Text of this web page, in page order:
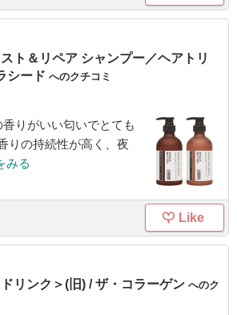
ト＆リペア シャンプー／ヘアトリ
シード へのクチコミ
りがいい匂いでとても
りの持続性が高く、夜
みる
Like
リンク＞(旧) / ザ・コラーゲン へのク